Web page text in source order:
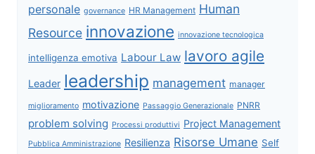
personale governance HR Management Human
Resource innovazione innovazione tecnologica
intelligenza emotiva Labour Law lavoro agile
Leader leadership management manager
miglioramento motivazione Passaggio Generazionale PNRR
problem solving Processi produttivi Project Management
Pubblica Amministrazione Resilienza Risorse Umane Self